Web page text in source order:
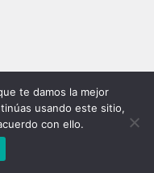
te damos la mejor
usando este sitio,
con ello.